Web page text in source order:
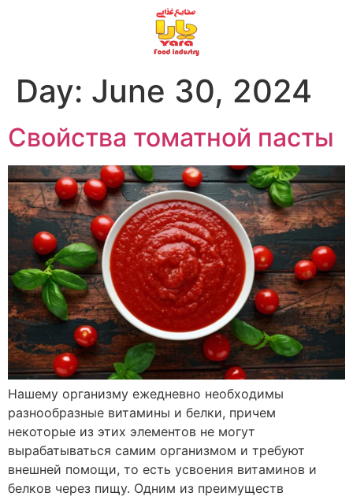
Day: June 30, 2024
Свойства томатной пасты
Нашему организму ежедневно необходимы
разнообразные витамины и белки, причем
некоторые из этих элементов не могут
вырабатываться самим организмом и требуют
внешней помощи, то есть усвоения витаминов и
белков через пищу. Одним из преимуществ